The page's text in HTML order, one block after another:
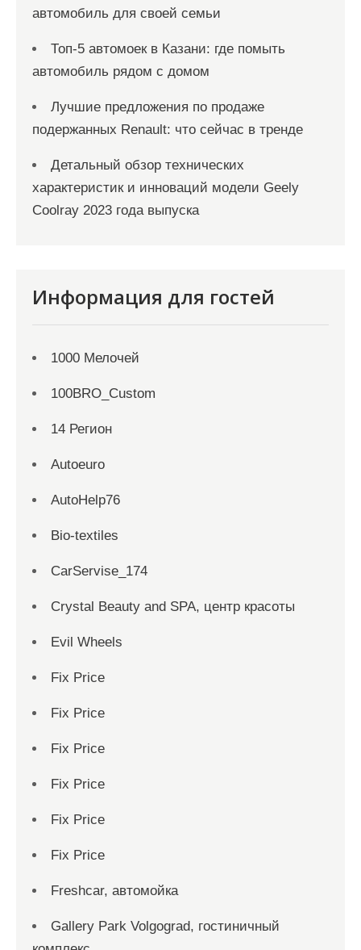
автомобиль для своей семьи
Топ-5 автомоек в Казани: где помыть
автомобиль рядом с домом
Лучшие предложения по продаже
подержанных Renault: что сейчас в тренде
Детальный обзор технических
характеристик и инноваций модели Geely
Coolray 2023 года выпуска
Информация для гостей
1000 Мелочей
100BRO_Custom
14 Регион
Autoeuro
AutoHelp76
Bio-textiles
CarServise_174
Crystal Beauty and SPA, центр красоты
Evil Wheels
Fix Price
Fix Price
Fix Price
Fix Price
Fix Price
Fix Price
Freshcar, автомойка
Gallery Park Volgograd, гостиничный